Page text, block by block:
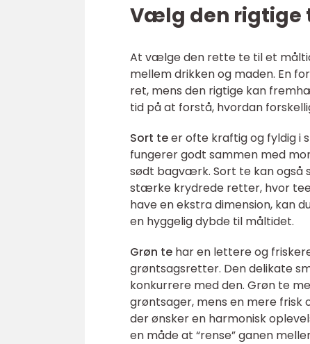
Vælg den rigtige
At vælge den rette te til et
mellem drikken og maden. En
ret, mens den rigtige kan
tid på at forstå, hvordan
Sort teer ofte kraftig og fyldig i
fungerer godt sammen med
sødt bagværk. Sort te kan også
stærke krydrede retter, hvor
have en ekstra dimension, kan
en hyggelig dybde til måltidet.
Grøn te har en lettere og
grøntsagsretter. Den delikate
konkurrere med den. Grøn te
grøntsager, mens en mere frisk
der ønsker en harmonisk
en måde at “rense” ganen